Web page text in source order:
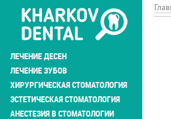
Перейти
основному
содержанию
ЛЕЧЕНИЕ ДЕСЕН
ЛЕЧЕНИЕ ЗУБОВ
ХИРУРГИЧЕСКАЯ СТОМАТОЛОГИЯ
ЭСТЕТИЧЕСКАЯ СТОМАТОЛОГИЯ
АНЕСТЕЗИЯ В СТОМАТОЛОГИИ